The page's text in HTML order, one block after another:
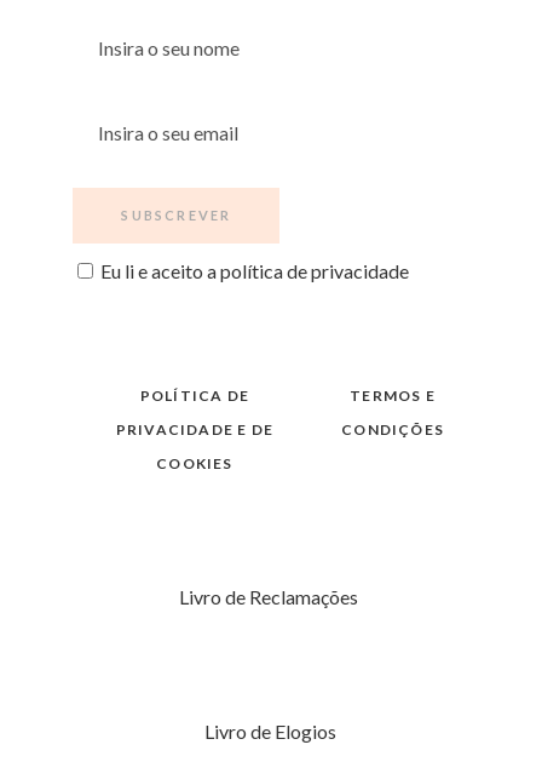
Eu li e aceito a política de privacidade
POLÍTICA DE
PRIVACIDADE E DE
COOKIES
TERMOS E
CONDIÇÕES
Livro de Reclamações
Livro de Elogios